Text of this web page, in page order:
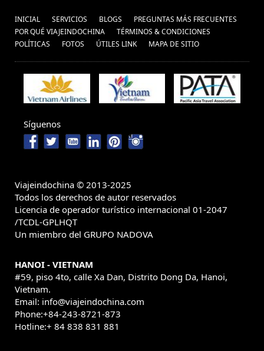
INICIAL SERVICIOS BLOGS
PREGUNTAS MÁS FRECUENTES
POR QUÉ VIAJEINDOCHINA
TÉRMINOS & CONDICIONES
POLÍ­TICAS
FOTOS ÚTILES LINK MAPA DE SITIO
Síguenos
Viajeindochina © 2013-2025
Todos los derechos de autor reservados
Licencia de operador turístico internacional 01-2047
/TCDL-GPLHQT
Un miembro del GRUPO NADOVA
HANOI - VIETNAM
#59, piso 4to, calle Xa Dan, Distrito Dong Da, Hanoi,
Vietnam.
Email: info@viajeindochina.com
Phone:+84-243-8721-873
Hotline:+ 84 838 831 881